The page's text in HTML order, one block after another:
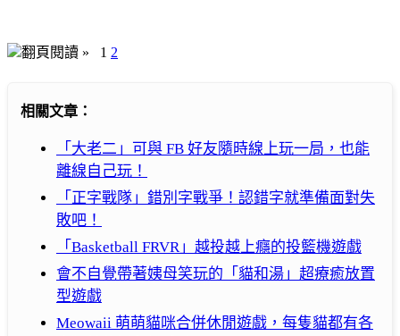
翻頁閱讀 » 1 2
相關文章：
「大老二」可與 FB 好友隨時線上玩一局，也能
離線自己玩！
「正字戰隊」錯別字戰爭！認錯字就準備面對失
敗吧！
「Basketball FRVR」越投越上癮的投籃機遊戲
會不自覺帶著姨母笑玩的「貓和湯」超療癒放置
型遊戲
Meowaii 萌萌貓咪合併休閒遊戲，每隻貓都有各